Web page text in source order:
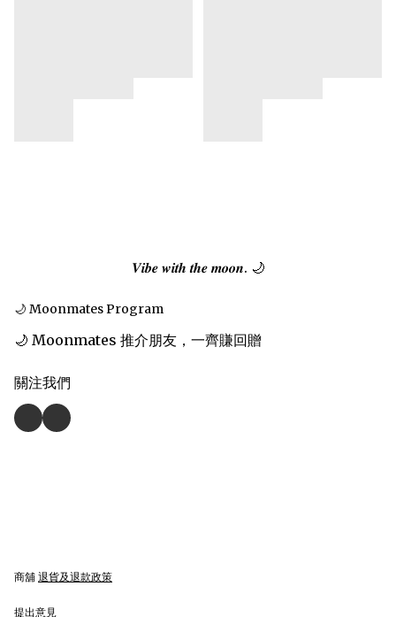
𝑽𝒊𝒃𝒆 𝒘𝒊𝒕𝒉 𝒕𝒉𝒆 𝒎𝒐𝒐𝒏. 🌙
🌙 Moonmates Program
🌙 Moonmates 推介朋友，一齊賺回贈
關注我們
商舖 退貨及退款政策
提出意見